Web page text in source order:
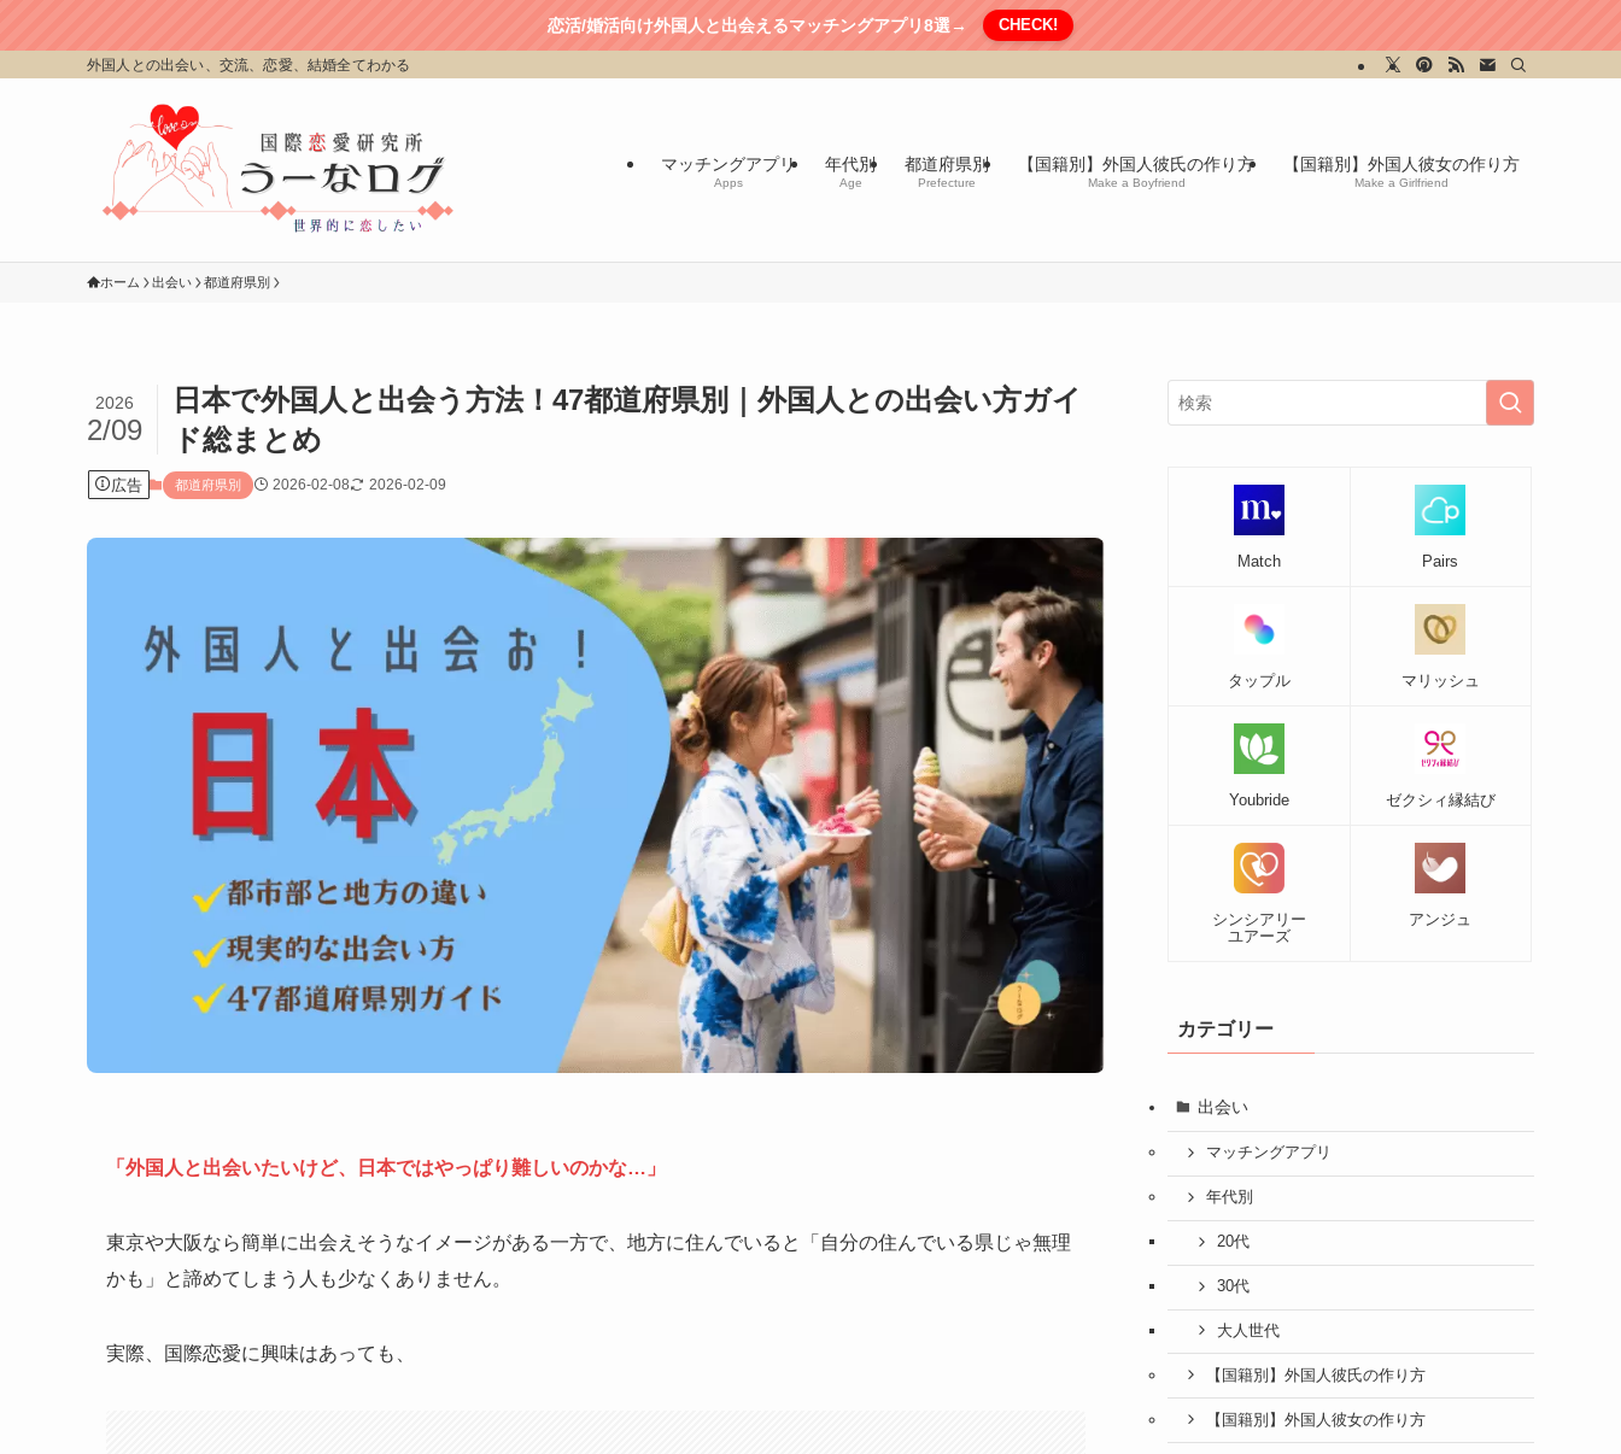
恋活/婚活向け外国人と出会えるマッチングアプリ8選→ CHECK!
外国人との出会い、交流、恋愛、結婚全てわかる
マッチングアプリ
Apps
年代別
Age
都道府県別
Prefecture
【国籍別】外国人彼氏の作り方
Make a Boyfriend
【国籍別】外国人彼女の作り方
Make a Girlfriend
ホーム 出会い 都道府県別
日本で外国人と出会う方法！47都道府県別｜外国人との出会い方ガイ
ド総まとめ
2026
2/09
広告 都道府県別 2026-02-08 2026-02-09
「外国人と出会いたいけど、日本ではやっぱり難しいのかな…」
東京や大阪なら簡単に出会えそうなイメージがある一方で、地方に住んでいると「自分の住んでいる県じゃ無理
かも」と諦めてしまう人も少なくありません。
実際、国際恋愛に興味はあっても、
Match Pairs
タップル マリッシュ
Youbride ゼクシィ縁結び
シンシアリー
ユアーズ
アンジュ
カテゴリー
出会い
マッチングアプリ
年代別
20代
30代
大人世代
【国籍別】外国人彼氏の作り方
【国籍別】外国人彼女の作り方